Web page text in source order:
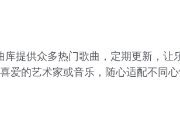
库提供众多热门歌曲，定期更新，让
爱的艺术家或音乐，随心适配不同